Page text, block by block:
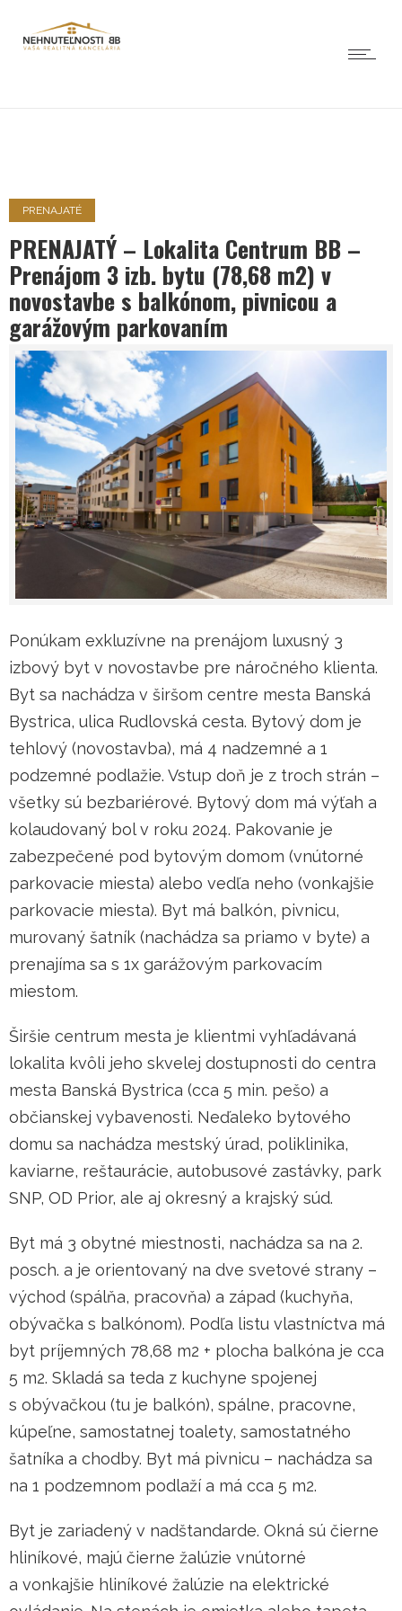
PRENAJATÉ
PRENAJATÝ – Lokalita Centrum BB –
Prenájom 3 izb. bytu (78,68 m2) v
novostavbe s balkónom, pivnicou a
garážovým parkovaním
Ponúkam exkluzívne na prenájom luxusný 3
izbový byt v novostavbe pre náročného klienta.
Byt sa nachádza v širšom centre mesta Banská
Bystrica, ulica Rudlovská cesta. Bytový dom je
tehlový (novostavba), má 4 nadzemné a 1
podzemné podlažie. Vstup doň je z troch strán –
všetky sú bezbariérové. Bytový dom má výťah a
kolaudovaný bol v roku 2024. Pakovanie je
zabezpečené pod bytovým domom (vnútorné
parkovacie miesta) alebo vedľa neho (vonkajšie
parkovacie miesta). Byt má balkón, pivnicu,
murovaný šatník (nachádza sa priamo v byte) a
prenajíma sa s 1x garážovým parkovacím
miestom.
Širšie centrum mesta je klientmi vyhľadávaná
lokalita kvôli jeho skvelej dostupnosti do centra
mesta Banská Bystrica (cca 5 min. pešo) a
občianskej vybavenosti. Neďaleko bytového
domu sa nachádza mestský úrad, poliklinika,
kaviarne, reštaurácie, autobusové zastávky, park
SNP, OD Prior, ale aj okresný a krajský súd.
Byt má 3 obytné miestnosti, nachádza sa na 2.
posch. a je orientovaný na dve svetové strany –
východ (spálňa, pracovňa) a západ (kuchyňa,
obývačka s balkónom). Podľa listu vlastníctva má
byt príjemných 78,68 m2 + plocha balkóna je cca
5 m2. Skladá sa teda z kuchyne spojenej
s obývačkou (tu je balkón), spálne, pracovne,
kúpeľne, samostatnej toalety, samostatného
šatníka a chodby. Byt má pivnicu – nachádza sa
na 1 podzemnom podlaží a má cca 5 m2.
Byt je zariadený v nadštandarde. Okná sú čierne
hliníkové, majú čierne žalúzie vnútorné
a vonkajšie hliníkové žalúzie na elektrické